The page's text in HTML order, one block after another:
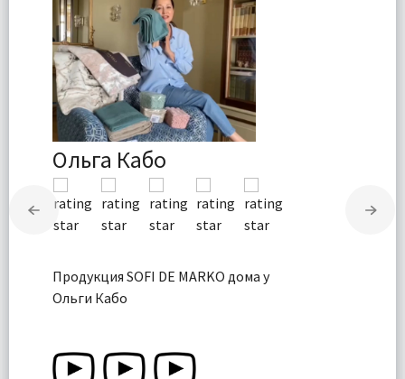
Ольга Кабо
Продукция SOFI DE MARKO дома у
Ольги Кабо